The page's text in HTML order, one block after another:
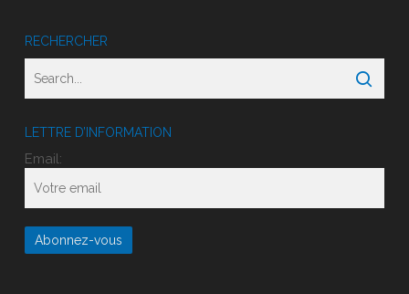
RECHERCHER
LETTRE D’INFORMATION
Email: